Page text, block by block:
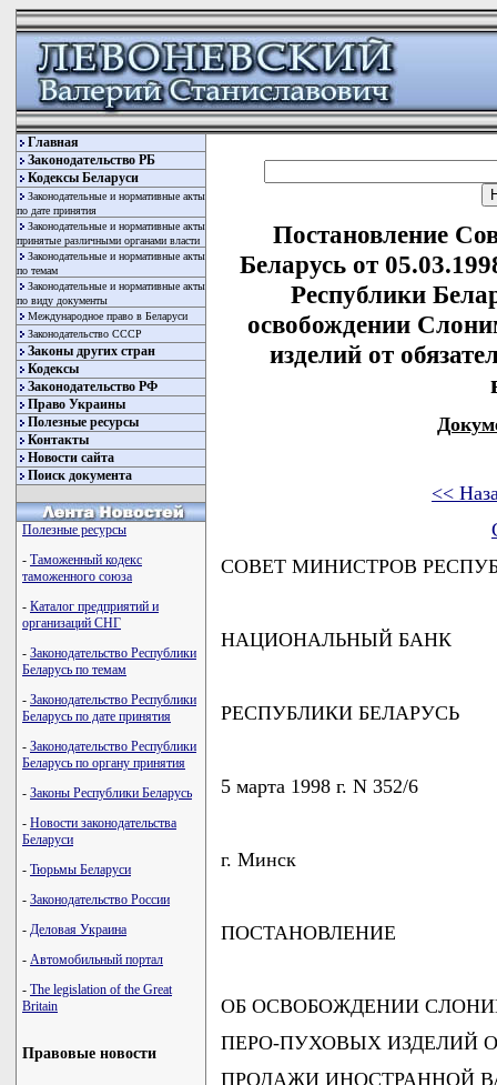
Главная
Законодательство РБ
Кодексы Беларуси
Законодательные и нормативные акты
по дате принятия
Законодательные и нормативные акты
принятые различными органами власти
Законодательные и нормативные акты
по темам
Законодательные и нормативные акты
по виду документы
Международное право в Беларуси
Законодательство СССР
Законы других стран
Кодексы
Законодательство РФ
Право Украины
Полезные ресурсы
Контакты
Новости сайта
Поиск документа
Полезные ресурсы
- Таможенный кодекс
таможенного союза
- Каталог предприятий и
организаций СНГ
- Законодательство Республики
Беларусь по темам
- Законодательство Республики
Беларусь по дате принятия
- Законодательство Республики
Беларусь по органу принятия
- Законы Республики Беларусь
- Новости законодательства
Беларуси
- Тюрьмы Беларуси
- Законодательство России
- Деловая Украина
- Автомобильный портал
- The legislation of the Great
Britain
Правовые новости
Постановление
Беларусь от
Республики
освобождении
изделий от
<<
СОВЕТ МИНИСТРОВ
НАЦИОНАЛЬНЫЙ БАНК
РЕСПУБЛИКИ БЕЛАРУСЬ
5 марта 1998 г. N 352/6
г. Минск
ПОСТАНОВЛЕНИЕ
ОБ ОСВОБОЖДЕНИИ
ПЕРО-ПУХОВЫХ ИЗДЕЛИЙ
ПРОДАЖИ ИНОСТРАННОЙ